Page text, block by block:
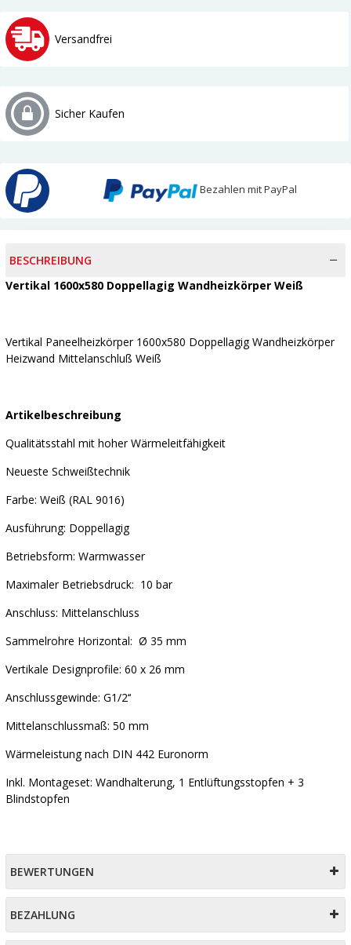
Versandfrei
Sicher Kaufen
Bezahlen mit PayPal
BESCHREIBUNG
Vertikal 1600x580 Doppellagig Wandheizkörper Weiß
Vertikal Paneelheizkörper 1600x580 Doppellagig Wandheizkörper
Heizwand Mittelanschluß Weiß
Artikelbeschreibung
Qualitätsstahl mit hoher Wärmeleitfähigkeit
Neueste Schweißtechnik
Farbe: Weiß (RAL 9016)
Ausführung: Doppellagig
Betriebsform: Warmwasser
Maximaler Betriebsdruck: 10 bar
Anschluss: Mittelanschluss
Sammelrohre Horizontal: Ø 35 mm
Vertikale Designprofile: 60 x 26 mm
Anschlussgewinde: G1/2‘‘
Mittelanschlussmaß: 50 mm
Wärmeleistung nach DIN 442 Euronorm
Inkl. Montageset: Wandhalterung, 1 Entlüftungsstopfen + 3
Blindstopfen
BEWERTUNGEN
BEZAHLUNG